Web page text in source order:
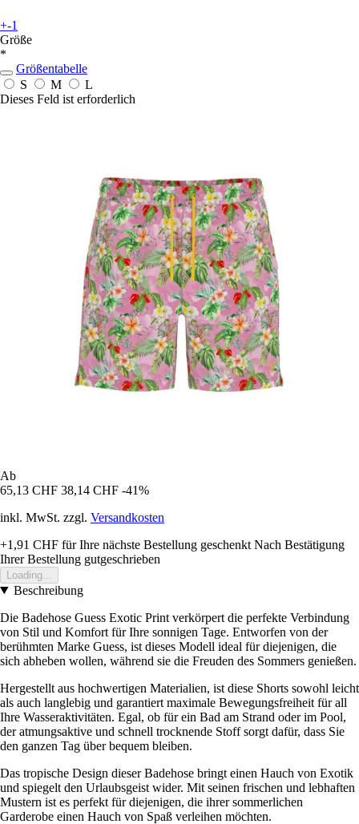
+-1
Größe
*
Größentabelle
S
M
L
Dieses Feld ist erforderlich
Ab
65,13 CHF 38,14 CHF -41%
inkl. MwSt. zzgl. Versandkosten
+1,91 CHF für Ihre nächste Bestellung geschenkt Nach Bestätigung
Ihrer Bestellung gutgeschrieben
Loading...
Beschreibung
Die Badehose Guess Exotic Print verkörpert die perfekte Verbindung
von Stil und Komfort für Ihre sonnigen Tage. Entworfen von der
berühmten Marke Guess, ist dieses Modell ideal für diejenigen, die
sich abheben wollen, während sie die Freuden des Sommers genießen.
Hergestellt aus hochwertigen Materialien, ist diese Shorts sowohl leicht
als auch langlebig und garantiert maximale Bewegungsfreiheit für all
Ihre Wasseraktivitäten. Egal, ob für ein Bad am Strand oder im Pool,
der atmungsaktive und schnell trocknende Stoff sorgt dafür, dass Sie
den ganzen Tag über bequem bleiben.
Das tropische Design dieser Badehose bringt einen Hauch von Exotik
und spiegelt den Urlaubsgeist wider. Mit seinen frischen und lebhaften
Mustern ist es perfekt für diejenigen, die ihrer sommerlichen
Garderobe einen Hauch von Spaß verleihen möchten.